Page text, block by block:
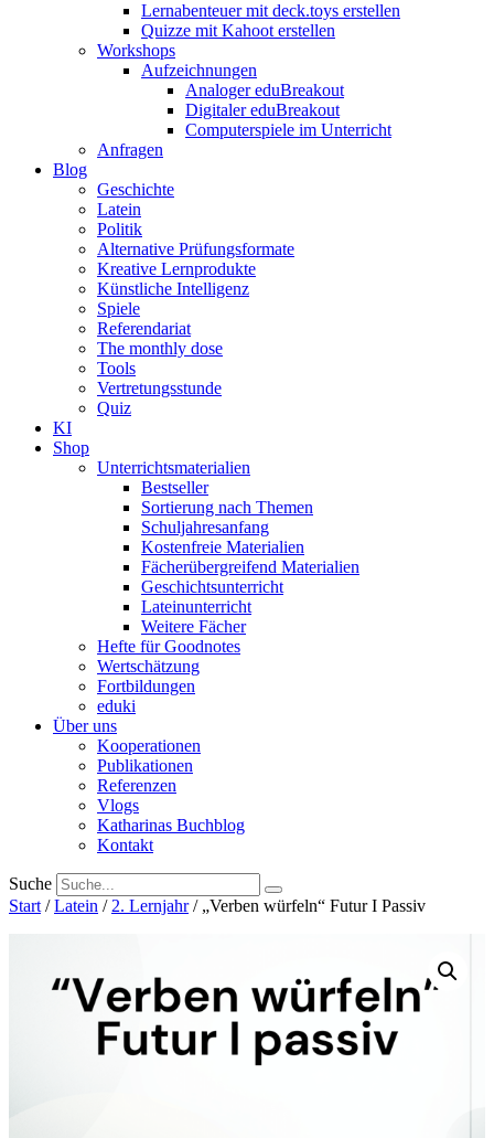
Lernabenteuer mit deck.toys erstellen
Quizze mit Kahoot erstellen
Workshops
Aufzeichnungen
Analoger eduBreakout
Digitaler eduBreakout
Computerspiele im Unterricht
Anfragen
Blog
Geschichte
Latein
Politik
Alternative Prüfungsformate
Kreative Lernprodukte
Künstliche Intelligenz
Spiele
Referendariat
The monthly dose
Tools
Vertretungsstunde
Quiz
KI
Shop
Unterrichtsmaterialien
Bestseller
Sortierung nach Themen
Schuljahresanfang
Kostenfreie Materialien
Fächerübergreifend Materialien
Geschichtsunterricht
Lateinunterricht
Weitere Fächer
Hefte für Goodnotes
Wertschätzung
Fortbildungen
eduki
Über uns
Kooperationen
Publikationen
Referenzen
Vlogs
Katharinas Buchblog
Kontakt
Suche
Start /Latein / 2. Lernjahr/ „Verben würfeln“ Futur I Passiv